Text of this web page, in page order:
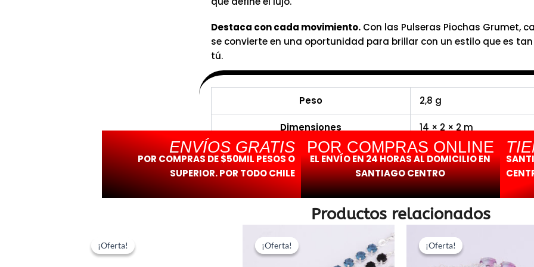
Destaca con cada movimiento.Con las Pulseras Piochas Grumet,
se convierte en una oportunidad para brillar con un estilo que es
tú.
Peso 2,8 g
Dimensiones 14 × 2 × 2 m
ENVÍOS GRATIS
POR COMPRAS DE $50MIL PESOS O
SUPERIOR. POR TODO CHILE
POR COMPRAS ONLINE
EL ENVÍO EN 24 HORAS AL DOMICILIO EN
SANTIAGO CENTRO
Productos relacionados
¡Oferta!
¡Oferta! ¡Oferta!
¡Oferta!
actual
es:
¡Oferta!
¡Oferta!
era: